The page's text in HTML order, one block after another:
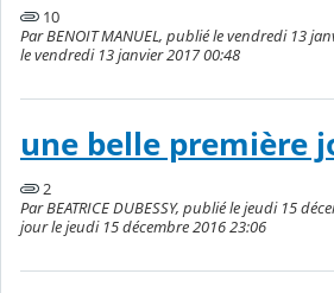
10
Par BENOIT MANUEL, publié le vendredi 13
le vendredi 13 janvier 2017 00:48
une belle première
2
Par BEATRICE DUBESSY, publié le jeudi 15
jour le jeudi 15 décembre 2016 23:06